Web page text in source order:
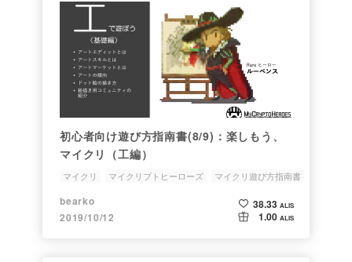
初心者向け遊び方指南書(8/9)：楽しもう、
マイクリ（工編）
マイクリ マイクリプトヒーローズ
マイクリ遊び方指南書
始め方
bearko
2019/10/12
38.33 ALIS
1.00 ALIS